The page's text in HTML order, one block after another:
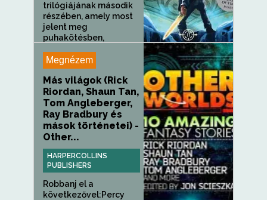
trilógiájának második
részében, amely most
jelent meg
puhakötésben,
társának...
Megnézem
Más világok (Rick
Riordan, Shaun Tan,
Tom Angleberger,
Ray Bradbury és
mások történetei) -
Other...
HARPERCOLLINS
PUBLISHERS
Robbanj el a
következővel:Percy